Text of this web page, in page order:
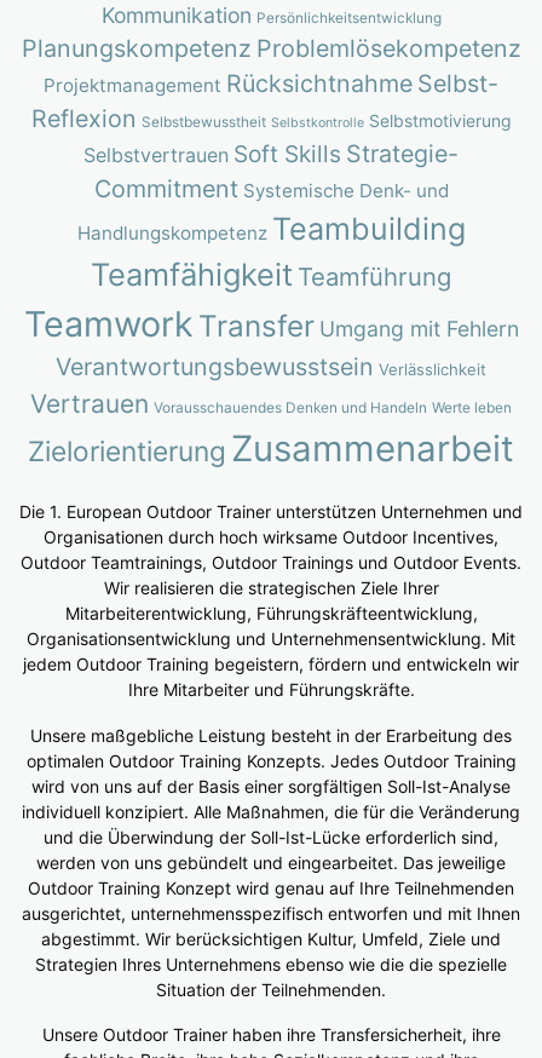
Kommunikation Persönlichkeitsentwicklung
Planungskompetenz Problemlösekompetenz
Projektmanagement Rücksichtnahme Selbst-
Reflexion Selbstbewusstheit Selbstkontrolle Selbstmotivierung
Selbstvertrauen Soft Skills Strategie-
Commitment Systemische Denk- und
Handlungskompetenz Teambuilding
Teamfähigkeit Teamführung
Teamwork Transfer Umgang mit Fehlern
Verantwortungsbewusstsein Verlässlichkeit
Vertrauen Vorausschauendes Denken und Handeln Werte leben
Zielorientierung Zusammenarbeit
Die 1. European Outdoor Trainer unterstützen Unternehmen und
Organisationen durch hoch wirksame Outdoor Incentives,
Outdoor Teamtrainings, Outdoor Trainings und Outdoor Events.
Wir realisieren die strategischen Ziele Ihrer
Mitarbeiterentwicklung, Führungskräfteentwicklung,
Organisationsentwicklung und Unternehmensentwicklung. Mit
jedem Outdoor Training begeistern, fördern und entwickeln wir
Ihre Mitarbeiter und Führungskräfte.
Unsere maßgebliche Leistung besteht in der Erarbeitung des
optimalen Outdoor Training Konzepts. Jedes Outdoor Training
wird von uns auf der Basis einer sorgfältigen Soll-Ist-Analyse
individuell konzipiert. Alle Maßnahmen, die für die Veränderung
und die Überwindung der Soll-Ist-Lücke erforderlich sind,
werden von uns gebündelt und eingearbeitet. Das jeweilige
Outdoor Training Konzept wird genau auf Ihre Teilnehmenden
ausgerichtet, unternehmensspezifisch entworfen und mit Ihnen
abgestimmt. Wir berücksichtigen Kultur, Umfeld, Ziele und
Strategien Ihres Unternehmens ebenso wie die die spezielle
Situation der Teilnehmenden.
Unsere Outdoor Trainer haben ihre Transfersicherheit, ihre